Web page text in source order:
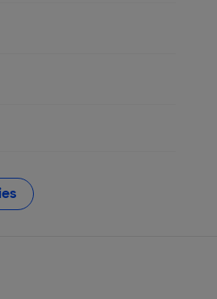
voor Vermogen
voor Soort blender